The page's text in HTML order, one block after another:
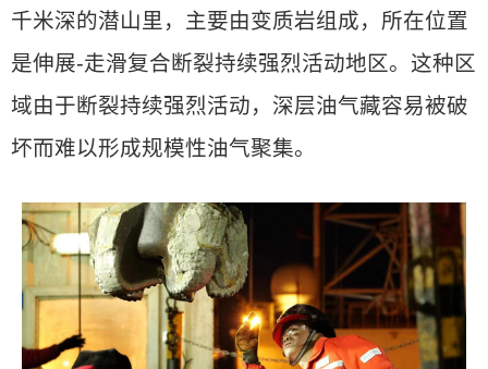
千米深的潜山里，主要由变质岩组成，所在位置
是伸展-走滑复合断裂持续强烈活动地区。这种区
域由于断裂持续强烈活动，深层油气藏容易被破
坏而难以形成规模性油气聚集。